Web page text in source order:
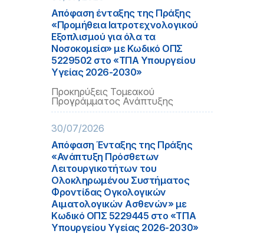
Απόφαση ένταξης της Πράξης
«Προμήθεια Ιατροτεχνολογικού
Εξοπλισμού για όλα τα
Νοσοκομεία» με Κωδικό ΟΠΣ
5229502 στο «ΤΠΑ Υπουργείου
Υγείας 2026-2030»
Προκηρύξεις Τομεακού
Προγράμματος Ανάπτυξης
30/07/2026
Απόφαση Ένταξης της Πράξης
«Ανάπτυξη Πρόσθετων
Λειτουργικοτήτων του
Ολοκληρωμένου Συστήματος
Φροντίδας Ογκολογικών
Αιματολογικών Ασθενών» με
Κωδικό ΟΠΣ 5229445 στο «ΤΠΑ
Υπουργείου Υγείας 2026-2030»